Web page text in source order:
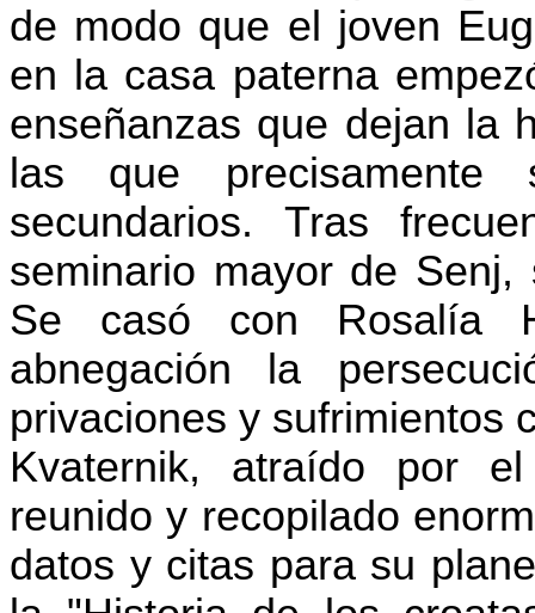
de modo que el joven
en la casa paterna
enseñanzas que dejan la
las que precisamente
secundarios. Tras
seminario mayor de
Se casó con Rosalía
abnegación la
privaciones y sufrimientos
Kvaternik, atraído por
reunido y recopilado
datos y citas para su